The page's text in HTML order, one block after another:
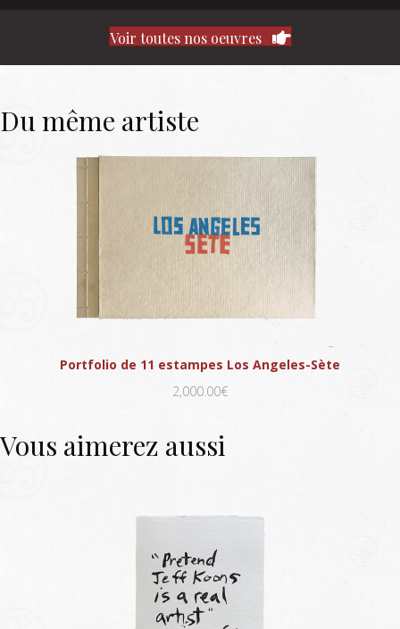
Voir toutes nos oeuvres
Du même artiste
Portfolio de 11 estampes Los Angeles-Sète
2,000.00€
Vous aimerez aussi